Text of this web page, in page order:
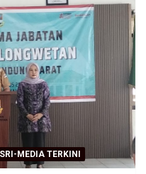
SRI-MEDIA TERKINI